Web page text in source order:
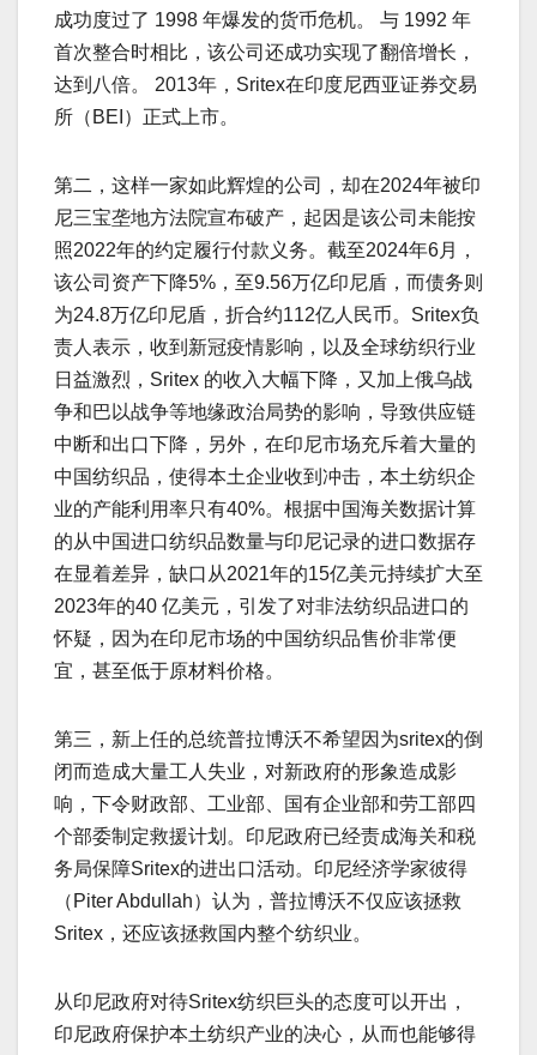
成功度过了 1998 年爆发的货币危机。 与 1992 年
首次整合时相比，该公司还成功实现了翻倍增长，
达到八倍。 2013年，Sritex在印度尼西亚证券交易
所（BEI）正式上市。
第二，这样一家如此辉煌的公司，却在2024年被印
尼三宝垄地方法院宣布破产，起因是该公司未能按
照2022年的约定履行付款义务。截至2024年6月，
该公司资产下降5%，至9.56万亿印尼盾，而债务则
为24.8万亿印尼盾，折合约112亿人民币。Sritex负
责人表示，收到新冠疫情影响，以及全球纺织行业
日益激烈，Sritex 的收入大幅下降，又加上俄乌战
争和巴以战争等地缘政治局势的影响，导致供应链
中断和出口下降，另外，在印尼市场充斥着大量的
中国纺织品，使得本土企业收到冲击，本土纺织企
业的产能利用率只有40%。根据中国海关数据计算
的从中国进口纺织品数量与印尼记录的进口数据存
在显着差异，缺口从2021年的15亿美元持续扩大至
2023年的40 亿美元，引发了对非法纺织品进口的
怀疑，因为在印尼市场的中国纺织品售价非常便
宜，甚至低于原材料价格。
第三，新上任的总统普拉博沃不希望因为sritex的倒
闭而造成大量工人失业，对新政府的形象造成影
响，下令财政部、工业部、国有企业部和劳工部四
个部委制定救援计划。印尼政府已经责成海关和税
务局保障Sritex的进出口活动。印尼经济学家彼得
（Piter Abdullah）认为，普拉博沃不仅应该拯救
Sritex，还应该拯救国内整个纺织业。
从印尼政府对待Sritex纺织巨头的态度可以开出，
印尼政府保护本土纺织产业的决心，从而也能够得